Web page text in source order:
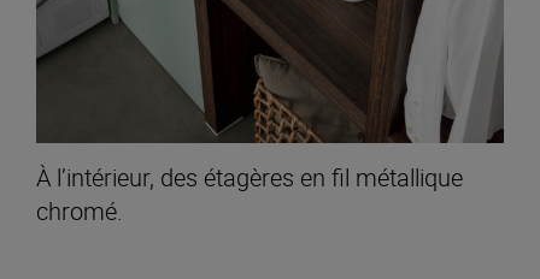
À l’intérieur, des étagères en fil métallique
chromé.